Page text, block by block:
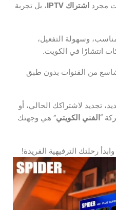
مجرد اشتراك IPTV، بل تجربة
وسهولة التفعيل،
انتشارًا في الكويت.
شاسع من القنوات بدون طبق
تجديد لاشتراكك الحالي، أو
“ الفني الكويتي” هي وجهتك
وابدأ رحلتك الترفيهية الفريدة!